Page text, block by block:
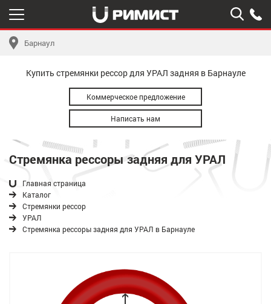
Барнаул
Купить стремянки рессор для УРАЛ задняя в Барнауле
Коммерческое предложение
Написать нам
Стремянка рессоры задняя для УРАЛ
Главная страница
Каталог
Стремянки рессор
УРАЛ
Стремянка рессоры задняя для УРАЛ в Барнауле